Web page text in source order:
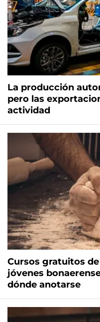
La producción
pero las
actividad
Cursos gratuitos
jóvenes
dónde anotarse